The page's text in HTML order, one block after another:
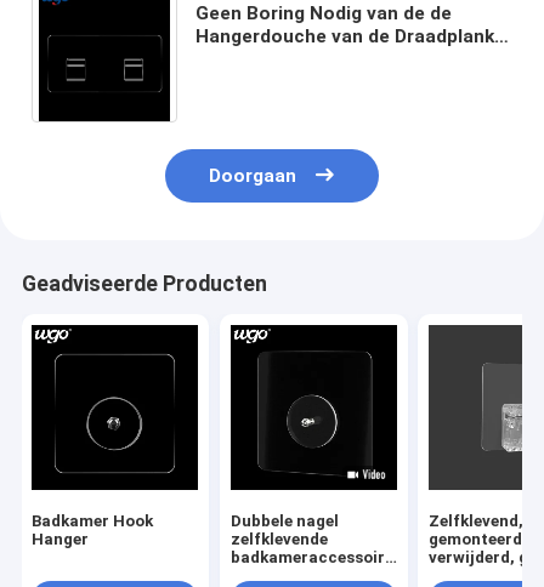
Geen Boring Nodig van de de
Hangerdouche van de Draadplank
Doorgaan
Geadviseerde Producten
Badkamer Hook
Hanger
Dubbele nagel
zelfklevende
badkameraccessoires
Zelfklevend,
gemonteerd,
verwijderd,